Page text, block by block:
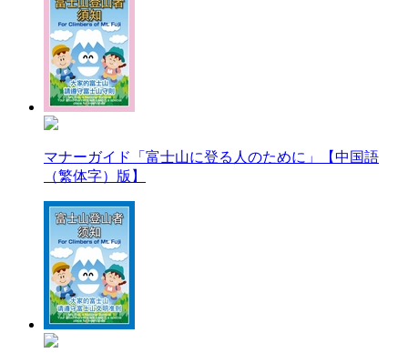
マナーガイド「富士山に登る人のために」【中国語
（繁体字）版】